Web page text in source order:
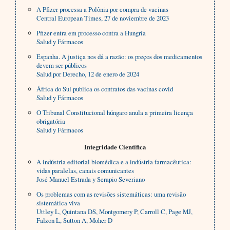
A Pfizer processa a Polônia por compra de vacinas
Central European Times, 27 de noviembre de 2023
Pfizer entra em processo contra a Hungría
Salud y Fármacos
Espanha. A justiça nos dá a razão: os preços dos medicamentos
devem ser públicos
Salud por Derecho, 12 de enero de 2024
África do Sul publica os contratos das vacinas covid
Salud y Fármacos
O Tribunal Constitucional húngaro anula a primeira licença
obrigatória
Salud y Fármacos
Integridade Científica
A indústria editorial biomédica e a indústria farmacêutica:
vidas paralelas, canais comunicantes
José Manuel Estrada y Serapio Severiano
Os problemas com as revisões sistemáticas: uma revisão
sistemática viva
Uttley L, Quintana DS, Montgomery P, Carroll C, Page MJ,
Falzon L, Sutton A, Moher D